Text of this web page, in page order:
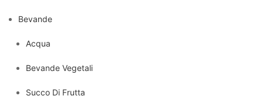
Bevande
Acqua
Bevande Vegetali
Succo Di Frutta